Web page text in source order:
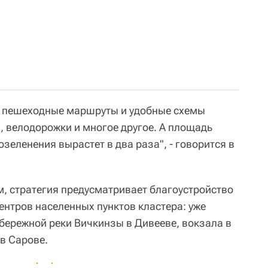
пешеходные маршруты и удобные схемы
велодорожки и многое другое. А площадь
вырастет в два раза", - говорится в
стратегия предусматривает благоустройство
населенных пунктов кластера: уже
реки Вичкинзы в Дивееве, вокзала в
Сарове.